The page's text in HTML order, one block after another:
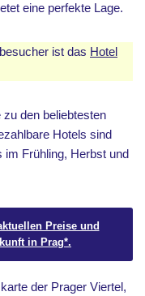
eine perfekte Lage.
ist das Hotel
den beliebtesten
Hotels sind
im Frühling, Herbst und
Preise und
in Prag*.
der Prager Viertel,